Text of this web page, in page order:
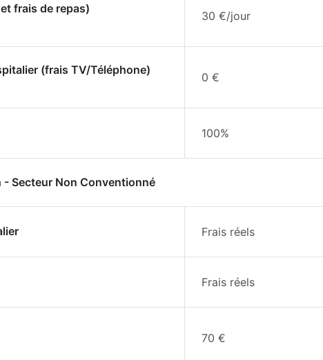
frais de repas)
30 €/jour
(frais TV/Téléphone)
0 €
100%
Secteur Non Conventionné
Frais réels
Frais réels
70 €